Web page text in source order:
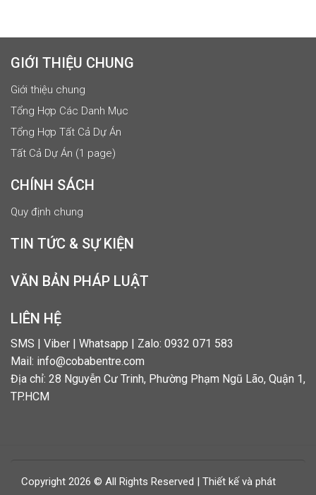
GIỚI THIỆU CHUNG
Giới thiệu chung
Tổng Hợp Các Danh Mục
Tổng Hợp Tất Cả Dự Án
Tất Cả Dự Án (1 page)
CHÍNH SÁCH
Quy định chung
TIN TỨC & SỰ KIỆN
VĂN BẢN PHÁP LUẬT
LIÊN HỆ
SMS | Viber | Whatsapp | Zalo: 0932 071 583
Mail: info@cobabentre.com
Địa chỉ: 28 Nguyễn Cư Trinh, Phường Phạm Ngũ Lão, Quận 1,
TP.HCM
Copyright 2026 © All Rights Reserved | Thiết kế và phát